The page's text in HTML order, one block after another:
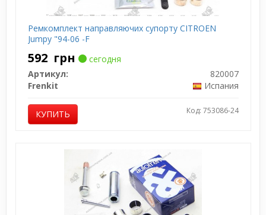
Ремкомплект направляючих супорту CITROEN
Jumpy "94-06 -F
592 грн
сегодня
Артикул:
820007
Frenkit
Испания
КУПИТЬ Код: 753086-24